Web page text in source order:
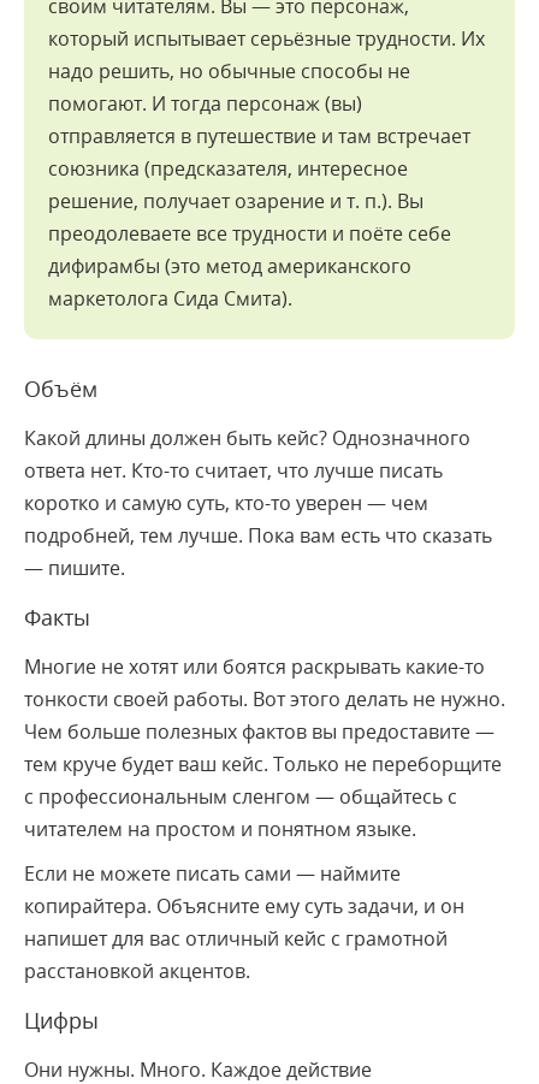
своим читателям. Вы — это персонаж,
который испытывает серьёзные трудности. Их
надо решить, но обычные способы не
помогают. И тогда персонаж (вы)
отправляется в путешествие и там встречает
союзника (предсказателя, интересное
решение, получает озарение и т. п.). Вы
преодолеваете все трудности и поёте себе
дифирамбы (это метод американского
маркетолога Сида Смита).
Объём
Какой длины должен быть кейс? Однозначного
ответа нет. Кто-то считает, что лучше писать
коротко и самую суть, кто-то уверен — чем
подробней, тем лучше. Пока вам есть что сказать
— пишите.
Факты
Многие не хотят или боятся раскрывать какие-то
тонкости своей работы. Вот этого делать не нужно.
Чем больше полезных фактов вы предоставите —
тем круче будет ваш кейс. Только не переборщите
с профессиональным сленгом — общайтесь с
читателем на простом и понятном языке.
Если не можете писать сами — наймите
копирайтера. Объясните ему суть задачи, и он
напишет для вас отличный кейс с грамотной
расстановкой акцентов.
Цифры
Они нужны. Много. Каждое действие